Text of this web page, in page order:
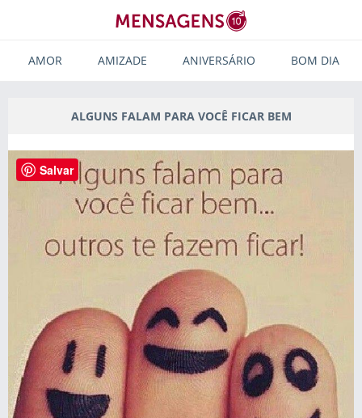
AMOR AMIZADE ANIVERSÁRIO BOM DIA
ALGUNS FALAM PARA VOCÊ FICAR BEM
Salvar